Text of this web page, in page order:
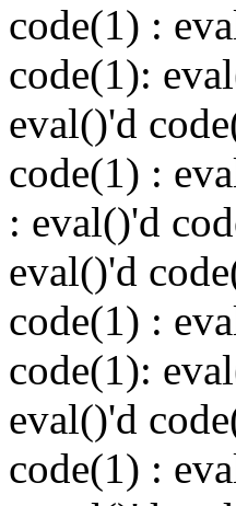
code(1) :
code(1):
eval()'d
code(1) :
: eval()'d
eval()'d
code(1) :
code(1):
eval()'d
code(1) :